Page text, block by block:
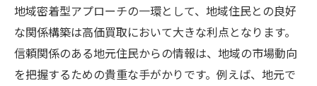
宗像市江口で効果的な買取戦略の事例
地域特性を活かした買取価値の向上法
地域文化を理解した商品提案の重要性
独自の買取プロセス設計法
地域密着型アプローチの一環として、地域住民との良好
な関係構築は高価買取において大きな利点となります。
信頼関係のある地元住民からの情報は、地域の市場動向
を把握するための貴重な手がかりです。例えば、地元で